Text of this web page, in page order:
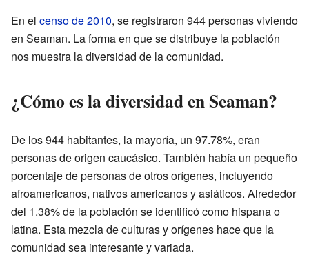
En el censo de 2010, se registraron 944 personas viviendo
en Seaman. La forma en que se distribuye la población
nos muestra la diversidad de la comunidad.
¿Cómo es la diversidad en Seaman?
De los 944 habitantes, la mayoría, un 97.78%, eran
personas de origen caucásico. También había un pequeño
porcentaje de personas de otros orígenes, incluyendo
afroamericanos, nativos americanos y asiáticos. Alrededor
del 1.38% de la población se identificó como hispana o
latina. Esta mezcla de culturas y orígenes hace que la
comunidad sea interesante y variada.